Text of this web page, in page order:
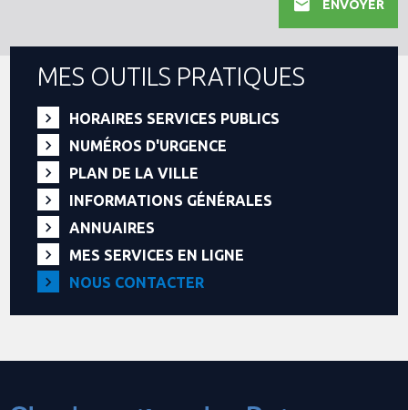
ENVOYER
MES OUTILS PRATIQUES
HORAIRES SERVICES PUBLICS
NUMÉROS D'URGENCE
PLAN DE LA VILLE
INFORMATIONS GÉNÉRALES
ANNUAIRES
MES SERVICES EN LIGNE
NOUS CONTACTER